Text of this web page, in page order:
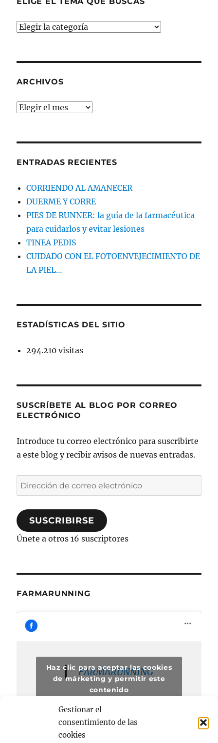
Gestionar el
consentimiento de las
cookies
ELIGE
BUSCAS
ARCHIVOS
Archivos
ENTRADAS RECIENTES
CORRIENDO AL AMANECER
DUERME Y CORRE
PIES DE RUNNER: la guía de la farmacéutica
para cuidarlos y evitar lesiones
TINEA PEDIS
CUIDADO CON EL FOTOENVEJECIMIENTO DE
LA PIEL…
ESTADÍSTICAS DEL SITIO
294.210 visitas
SUSCRÍBETE AL BLOG POR CORREO
ELECTRÓNICO
Introduce tu correo electrónico para suscribirte
a este blog y recibir avisos de nuevas entradas.
Dirección
de
correo
electrónico
SUSCRIBIRSE
Únete a otros 16 suscriptores
FARMARUNNING
FARMARUNNING
Haz clic para aceptar las cookies
de márketing y permitir este
contenido